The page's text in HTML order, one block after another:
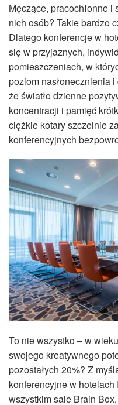
Męczące, pracochłonne
nich osób? Takie bardzo
Dlatego konferencje w
się w przyjaznych,
pomieszczeniach, w
poziom nasłonecznienia
że światło dzienne
koncentracji i pamięć
ciężkie kotary szczelnie
konferencyjnych
To nie wszystko – w
swojego kreatywnego
pozostałych 20%? Z
konferencyjne w
wszystkim sale Brain